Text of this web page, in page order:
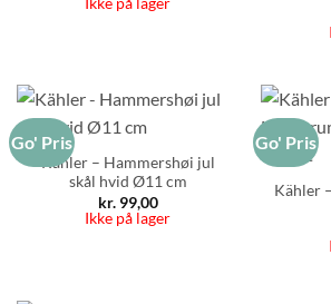
Go' Pris
Kähler – Hammershøi jul
skål hvid Ø11 cm
kr.99,00
Ikke på lager
Go' Pris
Kähler